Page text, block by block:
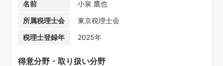
名前
小泉 鷹也
所属税理士会
東京税理士会
税理士登録年
2025年
得意分野・取り扱い分野